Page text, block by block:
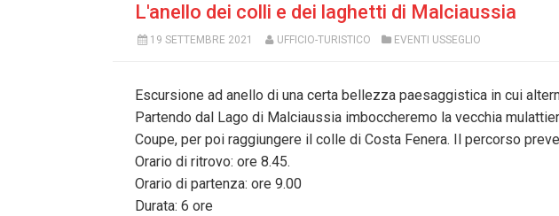
L'anello dei colli e dei laghetti di Malciaussia
19 SETTEMBRE 2021 UFFICIO-TURISTICO EVENTI USSEGLIO
Escursione ad anello di una certa bellezza paesaggistica in cui
Partendo dal Lago di Malciaussia imboccheremo la vecchia
Coupe, per poi raggiungere il colle di Costa Fenera. Il percorso
Orario di ritrovo: ore 8.45.
Orario di partenza: ore 9.00
Durata: 6 ore